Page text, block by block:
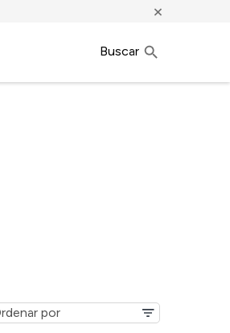
×
Buscar